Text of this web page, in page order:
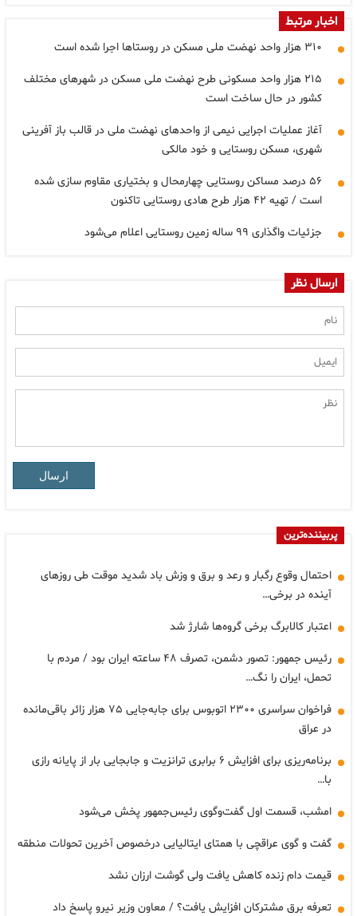
اخبار مرتبط
۳۱۰ هزار واحد نهضت ملی مسکن در روستاها اجرا شده است
۲۱۵ هزار واحد مسکونی طرح نهضت ملی مسکن در شهرهای مختلف
کشور در حال ساخت است
آغاز عملیات اجرایی نیمی از واحدهای نهضت ملی در قالب باز آفرینی
شهری، مسکن روستایی و خود مالکی
۵۶ درصد مساکن روستایی چهارمحال و بختیاری مقاوم سازی شده
است / تهیه ۴۲ هزار طرح هادی روستایی تاکنون
جزئیات واگذاری ۹۹ ساله زمین روستایی اعلام می‌شود
ارسال نظر
ارسال
پربیننده‌ترین
احتمال وقوع رگبار و رعد و برق و وزش باد شدید موقت طی روزهای
آینده در برخی…
اعتبار کالابرگ برخی گروه‌ها شارژ شد
رئیس جمهور: تصور دشمن، تصرف ۴۸ ساعته ایران بود / مردم با
تحمل، ایران را نگ…
فراخوان سراسری ۲۳۰۰ اتوبوس برای جابه‌جایی ۷۵ هزار زائر باقی‌مانده
در عراق
برنامه‌ریزی برای افزایش ۶ برابری ترانزیت و جابجایی بار از پایانه رازی
با…
امشب، قسمت اول گفت‌وگوی رئیس‌جمهور پخش می‌شود
گفت و گوی عراقچی با همتای ایتالیایی درخصوص آخرین تحولات منطقه
قیمت دام زنده کاهش یافت ولی گوشت ارزان نشد
تعرفه برق مشترکان افزایش یافت؟ / معاون وزیر نیرو پاسخ داد